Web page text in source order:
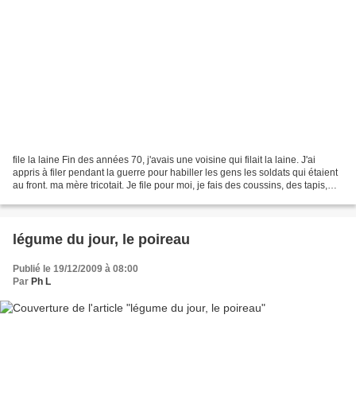
file la laine Fin des années 70, j'avais une voisine qui filait la laine. J'ai
appris à filer pendant la guerre pour habiller les gens les soldats qui étaient
au front. ma mère tricotait. Je file pour moi, je fais des coussins, des tapis,
légume du jour, le poireau
Publié le 19/12/2009 à 08:00
Par Ph L